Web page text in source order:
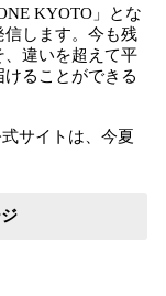
KYOTO」とな
信します。今も残
、違いを超えて平
ることができる
サイトは、今夏